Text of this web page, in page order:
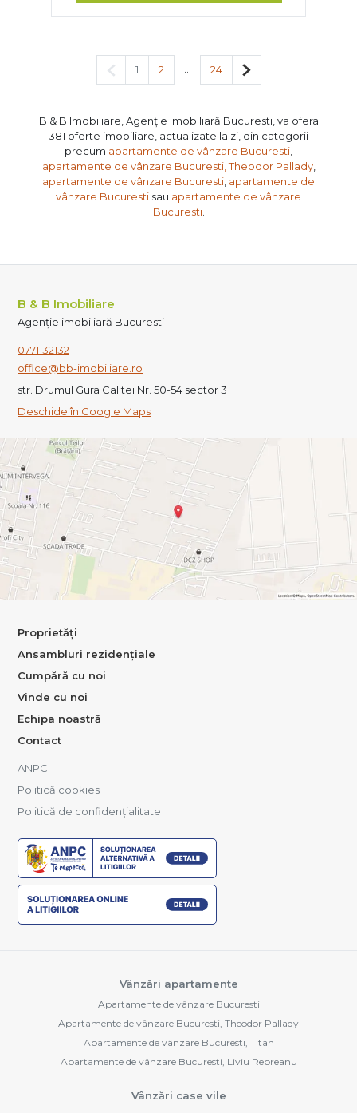
Pagina anterioară
1 2 24 Pagina următoare
B & B Imobiliare, Agenție imobiliară Bucuresti, va ofera
381 oferte imobiliare, actualizate la zi, din categorii
precum apartamente de vânzare Bucuresti
apartamente de vânzare Bucuresti, Theodor Pallady,
apartamente de vânzare Bucuresti apartamente de
vânzare Bucuresti sau apartamente de vânzare
Bucuresti.
B & B Imobiliare
Agenție imobiliară Bucuresti
0771132132
office@bb-imobiliare.ro
str. Drumul Gura Calitei Nr. 50-54 sector 3
Deschide în Google Maps
Proprietăți
Ansambluri rezidențiale
Cumpără cu noi
Vinde cu noi
Echipa noastră
Contact
ANPC
Politică cookies
Politică de confidențialitate
Vânzări apartamente
Apartamente de vânzare Bucuresti
Apartamente de vânzare Bucuresti, Theodor Pallady
Apartamente de vânzare Bucuresti, Titan
Apartamente de vânzare Bucuresti, Liviu Rebreanu
Vânzări case vile